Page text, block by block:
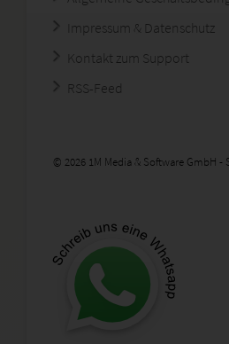
Impressum & Datenschutz
Kontakt zum Support
RSS-Feed
© 2026 1M Media & Software GmbH -